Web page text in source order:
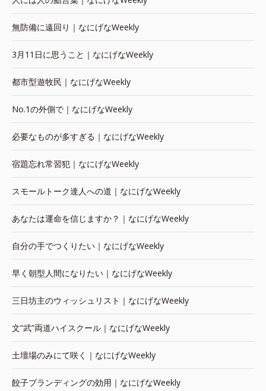
無防備に遠回り｜なにげなWeekly
3月11日に思うこと｜なにげなWeekly
都市型遊牧民｜なにげなWeekly
No.1の外側で｜なにげなWeekly
必要なものが多すぎる｜なにげなWeekly
宿題忘れ常習犯｜なにげなWeekly
スモールトーク達人への道｜なにげなWeekly
あなたは運命を信じますか？｜なにげなWeekly
自分の手でつくりたい｜なにげなWeekly
早く朝型人間になりたい｜なにげなWeekly
三日坊主のウィッシュリスト｜なにげなWeekly
文“武”両道ハイスクール｜なにげなWeekly
土壇場のみにて咲く｜なにげなWeekly
餃子ブランディングの効用｜なにげなWeekly